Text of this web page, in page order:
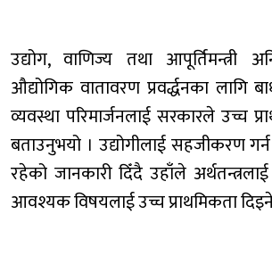
उद्योग, वाणिज्य तथा आपूर्तिमन्त्री
औद्योगिक वातावरण प्रवर्द्धनका लागि
व्यवस्था परिमार्जनलाई सरकारले उच्च
बताउनुभयो । उद्योगीलाई सहजीकरण गर्न
रहेको जानकारी दिँदै उहाँले
आवश्यक विषयलाई उच्च प्राथमिकता दिइने